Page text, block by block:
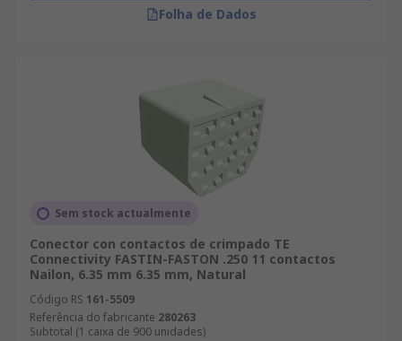
Folha de Dados
Sem stock actualmente
Conector con contactos de crimpado TE
Connectivity FASTIN-FASTON .250 11 contactos
Nailon, 6.35 mm 6.35 mm, Natural
Código RS 161-5509
Referência do fabricante 280263
Subtotal (1 caixa de 900 unidades)